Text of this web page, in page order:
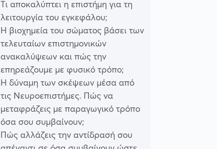
Τι αποκαλύπτει η επιστήμη για τη
λειτουργία του εγκεφάλου;
Η βιοχημεία του σώματος βάσει των
τελευταίων επιστημονικών
ανακαλύψεων και πώς την
επηρεάζουμε με φυσικό τρόπο;
Η δύναμη των σκέψεων μέσα από
τις Νευροεπιστήμες. Πώς να
μεταφράζεις με παραγωγικό τρόπο
όσα σου συμβαίνουν;
Πώς αλλάζεις την αντίδρασή σου